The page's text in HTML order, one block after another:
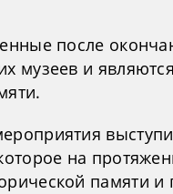
после
музеев и
на
памяти и